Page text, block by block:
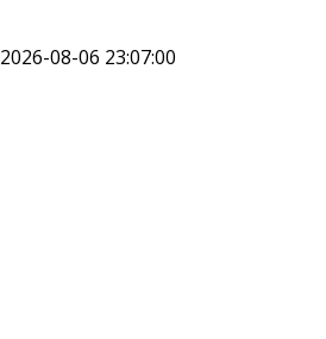
2026-08-06 23:07:00